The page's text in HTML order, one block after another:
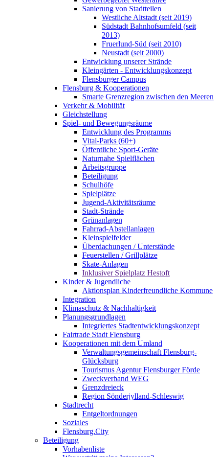
Sanierung von Stadtteilen
Westliche Altstadt (seit 2019)
Südstadt Bahnhofsumfeld (seit
2013)
Fruerlund-Süd (seit 2010)
Neustadt (seit 2000)
Entwicklung unserer Strände
Kleingärten - Entwicklungskonzept
Flensburger Campus
Flensburg & Kooperationen
Smarte Grenzregion zwischen den Meeren
Verkehr & Mobilität
Gleichstellung
Spiel- und Bewegungsräume
Entwicklung des Programms
Vital-Parks (60+)
Öffentliche Sport-Geräte
Naturnahe Spielflächen
Arbeitsgruppe
Beteiligung
Schulhöfe
Spielplätze
Jugend-Aktivitätsräume
Stadt-Strände
Grünanlagen
Fahrrad-Abstellanlagen
Kleinspielfelder
Überdachungen / Unterstände
Feuerstellen / Grillplätze
Skate-Anlagen
Inklusiver Spielplatz Hestoft
Kinder & Jugendliche
Aktionsplan Kinderfreundliche Kommune
Integration
Klimaschutz & Nachhaltigkeit
Planungsgrundlagen
Integriertes Stadtentwicklungskonzept
Fairtrade Stadt Flensburg
Kooperationen mit dem Umland
Verwaltungsgemeinschaft Flensburg-
Glücksburg
Tourismus Agentur Flensburger Förde
Zweckverband WEG
Grenzdreieck
Region Sönderjylland-Schleswig
Stadtrecht
Entgeltordnungen
Soziales
Flensburg.City
Beteiligung
Vorhabenliste